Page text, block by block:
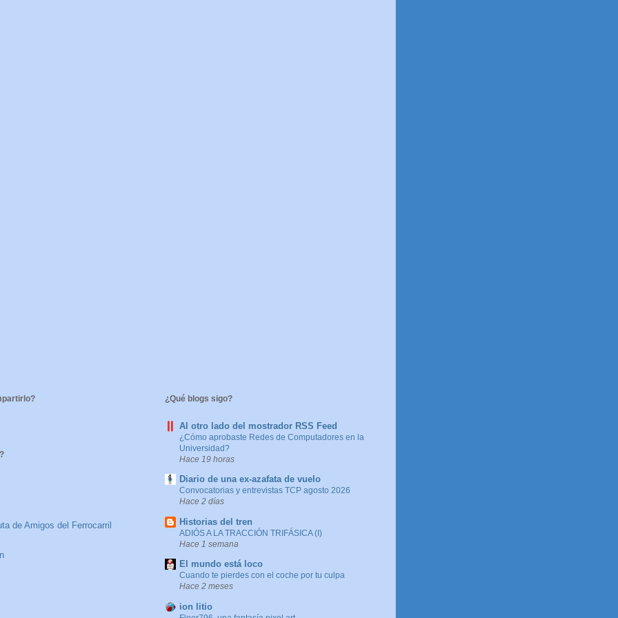
de Amigos del Ferrocarril
¿Qué blogs sigo?
Al otro lado del mostrador RSS Feed
¿Cómo aprobaste Redes de Computadores en la
Universidad?
Hace 19 horas
Diario de una ex-azafata de vuelo
Convocatorias y entrevistas TCP agosto 2026
Hace 2 días
Historias del tren
ADIÓS A LA TRACCIÓN TRIFÁSICA (I)
Hace 1 semana
El mundo está loco
Cuando te pierdes con el coche por tu culpa
Hace 2 meses
ion litio